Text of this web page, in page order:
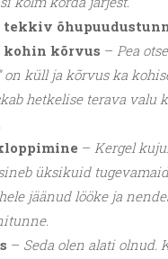
tekkiv
kohin kõrvus – Pea
on küll ja kõrvus ka
hetkelise terava valu
– Kergel
üksikuid
jäänud lööke ja
– Seda olen alati olnud.